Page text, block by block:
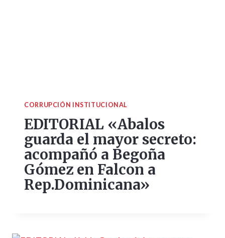
CORRUPCIÓN INSTITUCIONAL
EDITORIAL «Abalos
guarda el mayor secreto:
acompañó a Begoña
Gómez en Falcon a
Rep.Dominicana»